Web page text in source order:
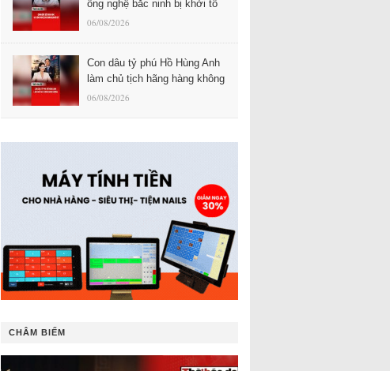
ông nghệ bắc ninh bị khởi tố
06/08/2026
Con dâu tỷ phú Hồ Hùng Anh
làm chủ tịch hãng hàng không
06/08/2026
CHÂM BIẾM